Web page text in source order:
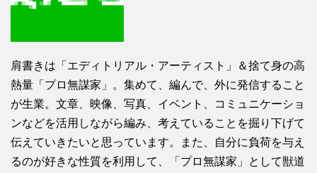
肩書きは「エディトリアル・アーティスト」＆捨て身の高
熱量「プロ無謀家」。集めて、編んで、外に発信すること
が生業。文章、映像、写真、イベント、コミュニケーショ
ンなどを活用しながら編み、考えていることを掘り下げて
伝えていきたいと思っています。また、自分に負荷を与え
るのが好きな性質を利用して、「プロ無謀家」として獣道